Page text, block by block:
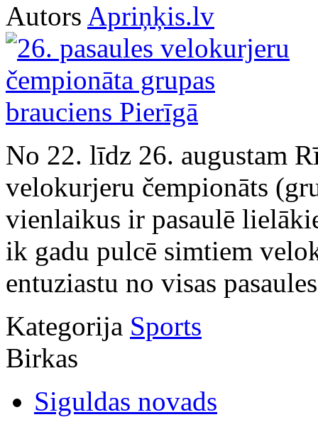
Autors Apriņķis.lv
No 22. līdz 26. augustam
velokurjeru čempionāts
vienlaikus ir pasaulē
ik gadu pulcē simtiem
entuziastu no visas
Kategorija Sports
Birkas
Siguldas novads